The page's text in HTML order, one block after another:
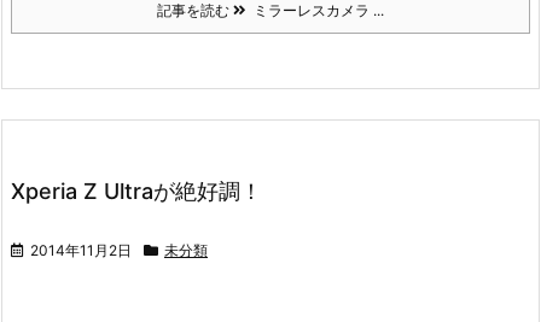
記事を読む ミラーレスカメラ ...
Xperia Z Ultraが絶好調！
2014年11月2日 未分類